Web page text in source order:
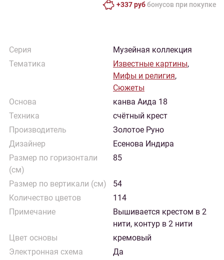
+337 руббонусов при покупке
Серия
Музейная коллекция
Тематика
Известные картины,
Мифы и религия,
Сюжеты
Основа
канва Аида 18
Техника
счётный крест
Производитель
Золотое Руно
Дизайнер
Есенова Индира
Размер по горизонтали
(см)
85
Размер по вертикали (см)
54
Количество цветов
114
Примечание
Вышивается крестом в 2
нити, контур в 2 нити
Цвет основы
кремовый
Электронная схема
Да